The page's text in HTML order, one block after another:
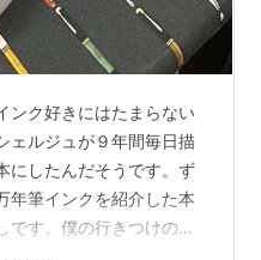
ンク好きにはたまらない
ェルジュが９年間毎日描
にしたんだそうです。ず
年筆インクを紹介した本
です。僕の行きつけの文